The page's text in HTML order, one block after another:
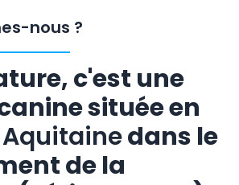
nous ?
c'est une
située en
dans le
de la